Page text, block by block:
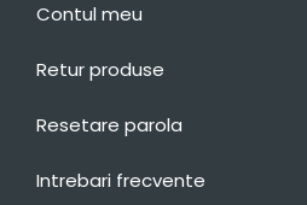
Contul meu
Retur produse
Resetare parola
Intrebari frecvente